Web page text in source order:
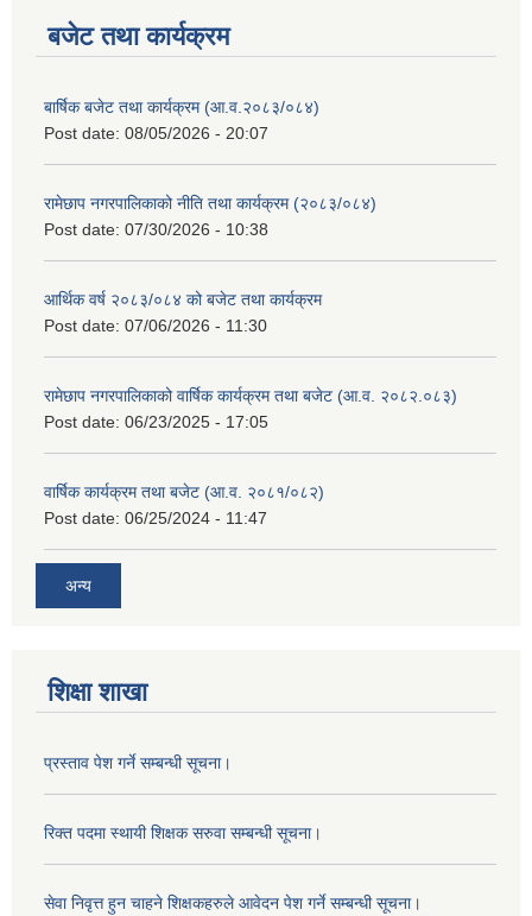
बजेट तथा कार्यक्रम
बार्षिक बजेट तथा कार्यक्रम (आ.व.२०८३/०८४)
Post date: 08/05/2026 - 20:07
रामेछाप नगरपालिकाको नीति तथा कार्यक्रम (२०८३/०८४)
Post date: 07/30/2026 - 10:38
आर्थिक वर्ष २०८३/०८४ को बजेट तथा कार्यक्रम
Post date: 07/06/2026 - 11:30
रामेछाप नगरपालिकाको वार्षिक कार्यक्रम तथा बजेट (आ.व. २०८२.०८३)
Post date: 06/23/2025 - 17:05
वार्षिक कार्यक्रम तथा बजेट (आ.व. २०८१/०८२)
Post date: 06/25/2024 - 11:47
अन्य
शिक्षा शाखा
प्रस्ताव पेश गर्ने सम्बन्धी सूचना।
रिक्त पदमा स्थायी शिक्षक सरुवा सम्बन्धी सूचना।
सेवा निवृत्त हुन चाहने शिक्षकहरुले आवेदन पेश गर्ने सम्बन्धी सूचना।